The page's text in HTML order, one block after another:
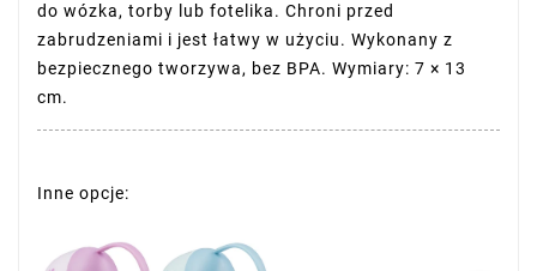
do wózka, torby lub fotelika. Chroni przed
zabrudzeniami i jest łatwy w użyciu. Wykonany z
bezpiecznego tworzywa, bez BPA. Wymiary: 7 × 13
cm.
Inne opcje: